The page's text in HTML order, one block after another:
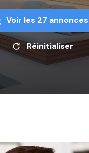
Voir les 27 annonces
Réinitialiser